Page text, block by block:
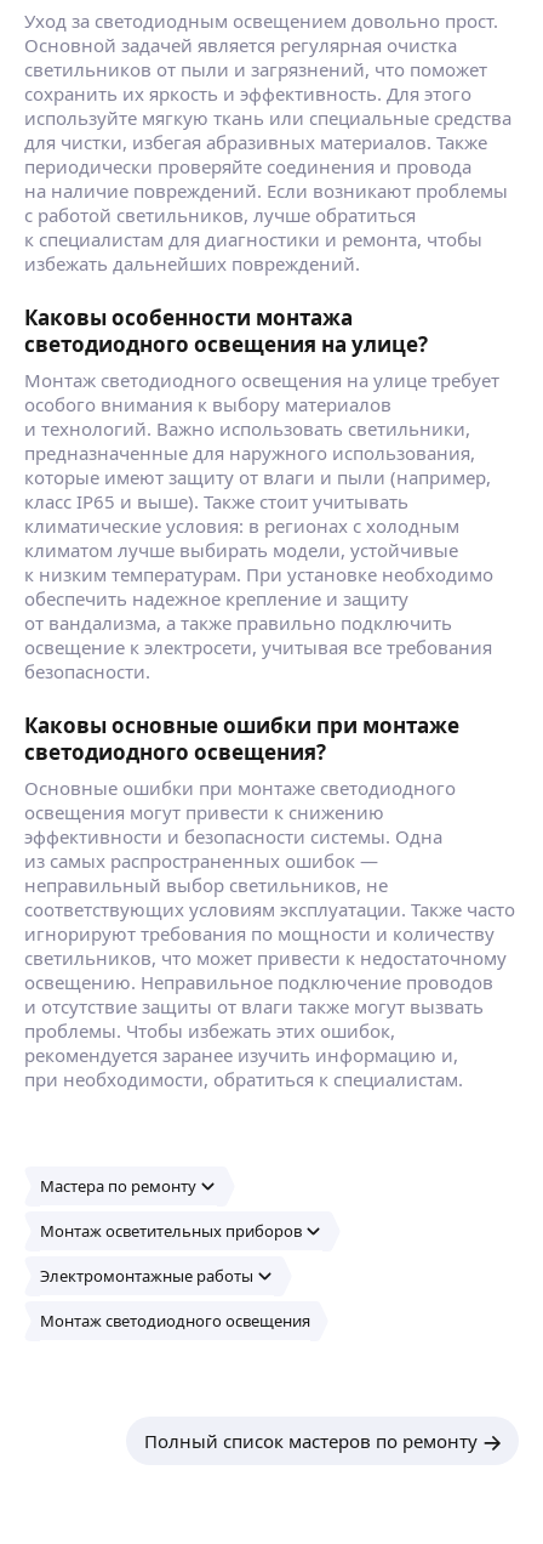
Уход за светодиодным освещением довольно прост.
Основной задачей является регулярная очистка
светильников от пыли и загрязнений, что поможет
сохранить их яркость и эффективность. Для этого
используйте мягкую ткань или специальные средства
для чистки, избегая абразивных материалов. Также
периодически проверяйте соединения и провода
на наличие повреждений. Если возникают проблемы
с работой светильников, лучше обратиться
к специалистам для диагностики и ремонта, чтобы
избежать дальнейших повреждений.
Каковы особенности монтажа
светодиодного освещения на улице?
Монтаж светодиодного освещения на улице требует
особого внимания к выбору материалов
и технологий. Важно использовать светильники,
предназначенные для наружного использования,
которые имеют защиту от влаги и пыли (например,
класс IP65 и выше). Также стоит учитывать
климатические условия: в регионах с холодным
климатом лучше выбирать модели, устойчивые
к низким температурам. При установке необходимо
обеспечить надежное крепление и защиту
от вандализма, а также правильно подключить
освещение к электросети, учитывая все требования
безопасности.
Каковы основные ошибки при монтаже
светодиодного освещения?
Основные ошибки при монтаже светодиодного
освещения могут привести к снижению
эффективности и безопасности системы. Одна
из самых распространенных ошибок —
неправильный выбор светильников, не
соответствующих условиям эксплуатации. Также часто
игнорируют требования по мощности и количеству
светильников, что может привести к недостаточному
освещению. Неправильное подключение проводов
и отсутствие защиты от влаги также могут вызвать
проблемы. Чтобы избежать этих ошибок,
рекомендуется заранее изучить информацию и,
при необходимости, обратиться к специалистам.
Мастера по ремонту
Монтаж осветительных приборов
Электромонтажные работы
Монтаж светодиодного освещения
Полный список мастеров по ремонту